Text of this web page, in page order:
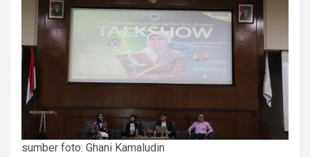
sumber foto: Ghani Kamaludin